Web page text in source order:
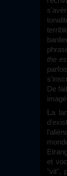
the
De
La langue procure au personnage un relief supplémentaire et un semblant
et
"vit",